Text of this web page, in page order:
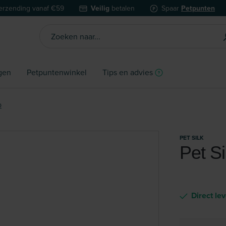
vanaf €59 Veilig betalen Spaar Petpunten
Petpuntenwinkel Tips en advies
PET SILK
Pet
Direct